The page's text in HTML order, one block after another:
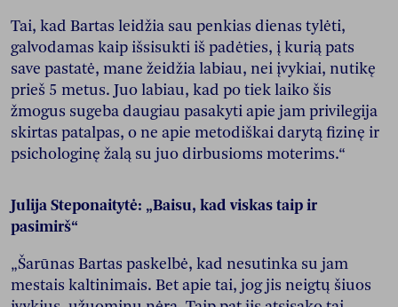
Tai, kad Bartas leidžia sau penkias dienas tylėti,
galvodamas kaip išsisukti iš padėties, į kurią pats
save pastatė, mane žeidžia labiau, nei įvykiai, nutikę
prieš 5 metus. Juo labiau, kad po tiek laiko šis
žmogus sugeba daugiau pasakyti apie jam privilegija
skirtas patalpas, o ne apie metodiškai darytą fizinę ir
psichologinę žalą su juo dirbusioms moterims.“
Julija Steponaitytė: „Baisu, kad viskas taip ir
pasimirš“
„Šarūnas Bartas paskelbė, kad nesutinka su jam
mestais kaltinimais. Bet apie tai, jog jis neigtų šiuos